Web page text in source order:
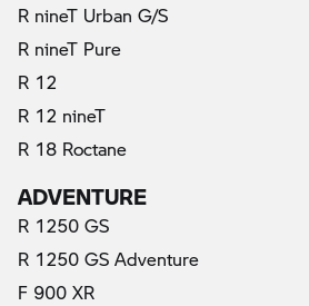
R nineT Urban G/S
R nineT Pure
R 12
R 12 nineT
R 18 Roctane
ADVENTURE
R 1250 GS
R 1250 GS Adventure
F 900 XR